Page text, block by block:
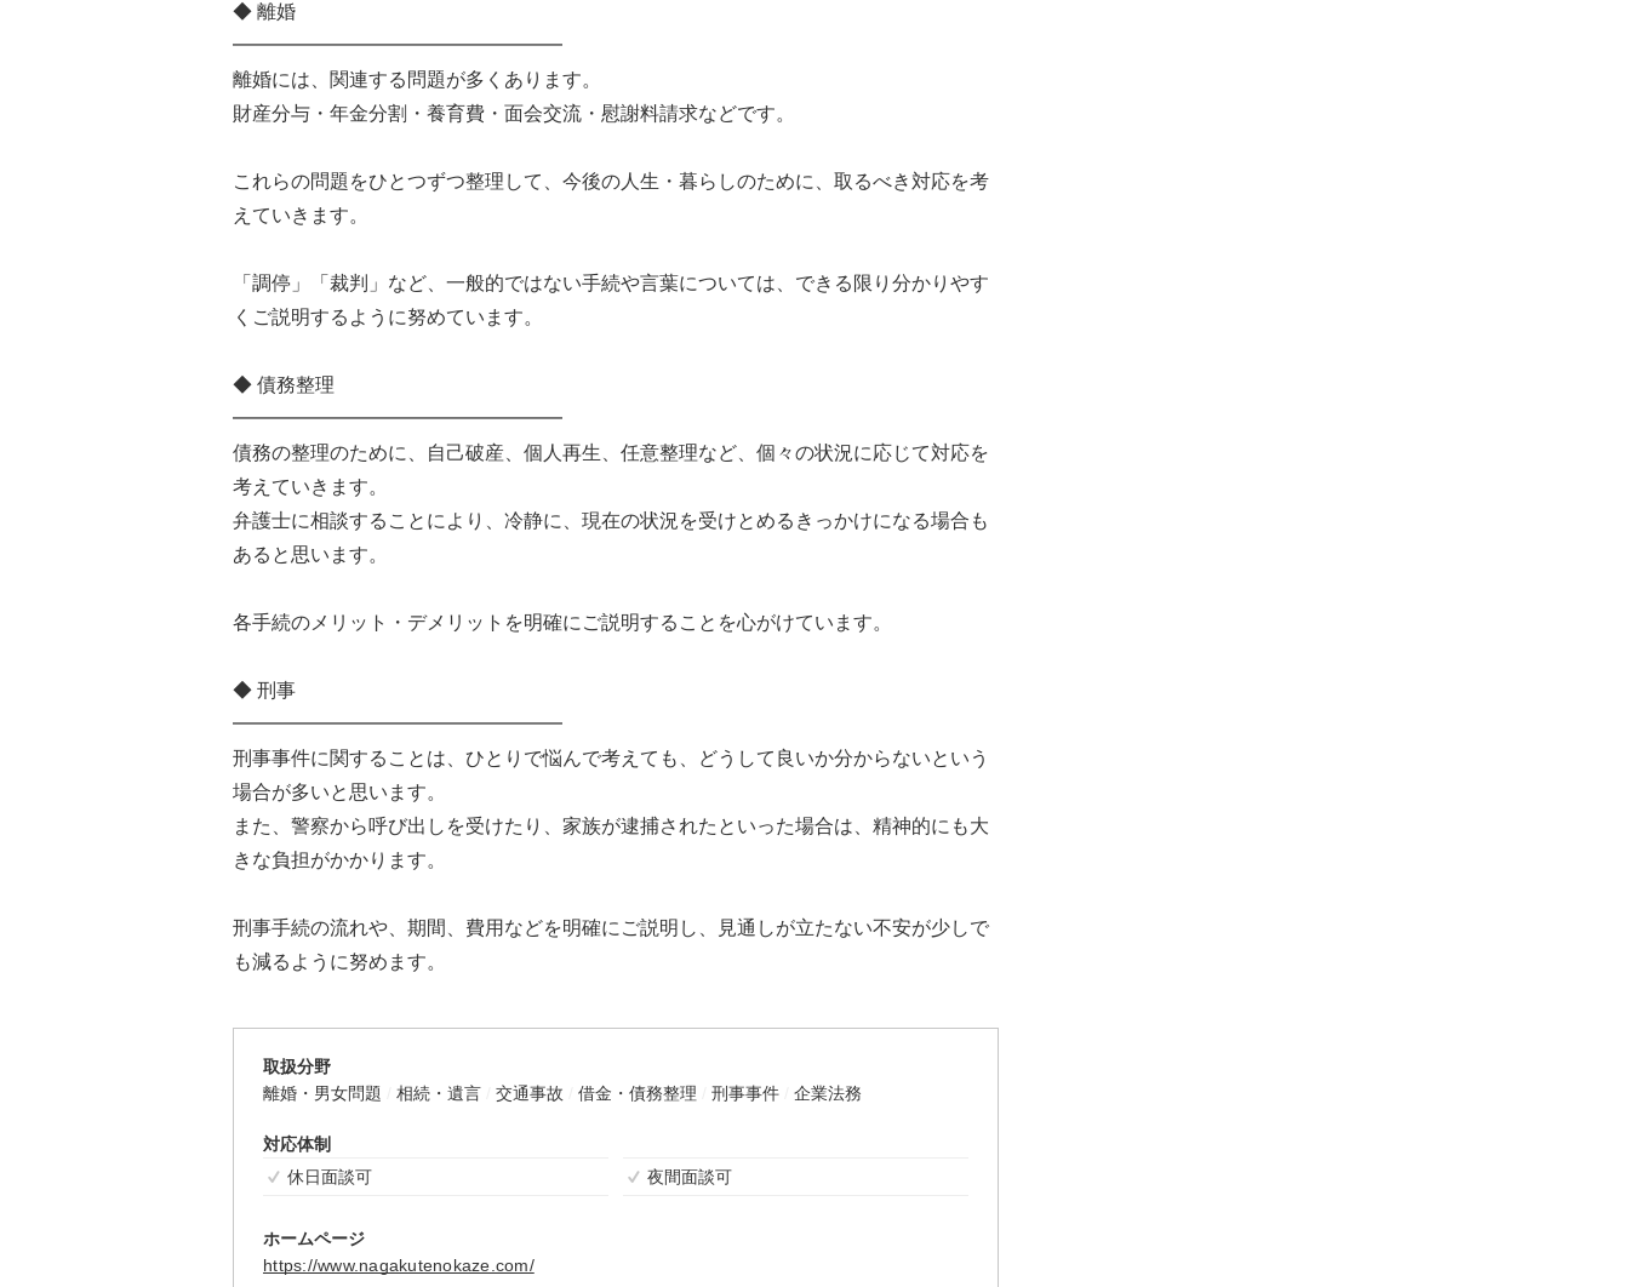
◆ 離婚
━━━━━━━━━━━━━━━━━
離婚には、関連する問題が多くあります。
財産分与・年金分割・養育費・面会交流・慰謝料請求などです。
これらの問題をひとつずつ整理して、今後の人生・暮らしのために、取るべき対応を考
えていきます。
「調停」「裁判」など、一般的ではない手続や言葉については、できる限り分かりやす
くご説明するように努めています。
◆ 債務整理
━━━━━━━━━━━━━━━━━
債務の整理のために、自己破産、個人再生、任意整理など、個々の状況に応じて対応を
考えていきます。
弁護士に相談することにより、冷静に、現在の状況を受けとめるきっかけになる場合も
あると思います。
各手続のメリット・デメリットを明確にご説明することを心がけています。
◆ 刑事
━━━━━━━━━━━━━━━━━
刑事事件に関することは、ひとりで悩んで考えても、どうして良いか分からないという
場合が多いと思います。
また、警察から呼び出しを受けたり、家族が逮捕されたといった場合は、精神的にも大
きな負担がかかります。
刑事手続の流れや、期間、費用などを明確にご説明し、見通しが立たない不安が少しで
も減るように努めます。
取扱分野
離婚・男女問題
相続・遺言 交通事故 借金・債務整理 刑事事件 企業法務
対応体制
休日面談可
夜間面談可
ホームページ
https://www.nagakutenokaze.com/